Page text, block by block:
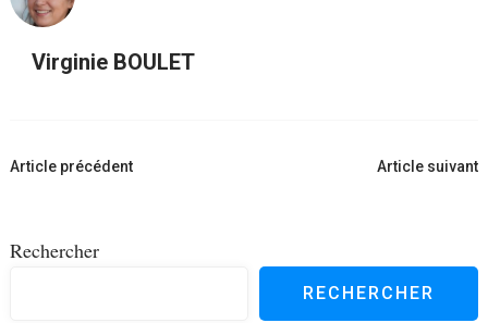
Virginie BOULET
Navigation
Article précédent Article suivant
Rechercher
RECHERCHER